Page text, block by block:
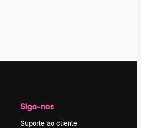
Siga-nos
Suporte ao cliente